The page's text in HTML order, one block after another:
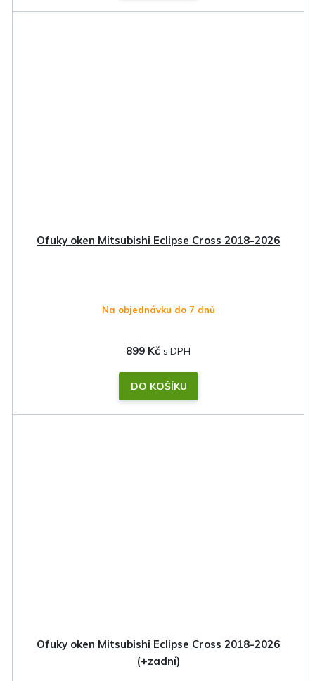
Ofuky oken Mitsubishi Eclipse Cross 2018-2026
Na objednávku do 7 dnů
899 Kč
DO KOŠÍKU
Ofuky oken Mitsubishi Eclipse Cross 2018-2026
(+zadní)